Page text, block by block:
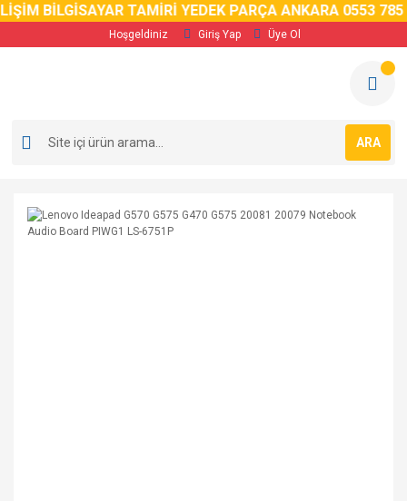
BİLGİSAYAR TAMİRİ YEDEK PARÇA ANKARA 0553 785
Hoşgeldiniz Giriş Yap Üye Ol
ARA